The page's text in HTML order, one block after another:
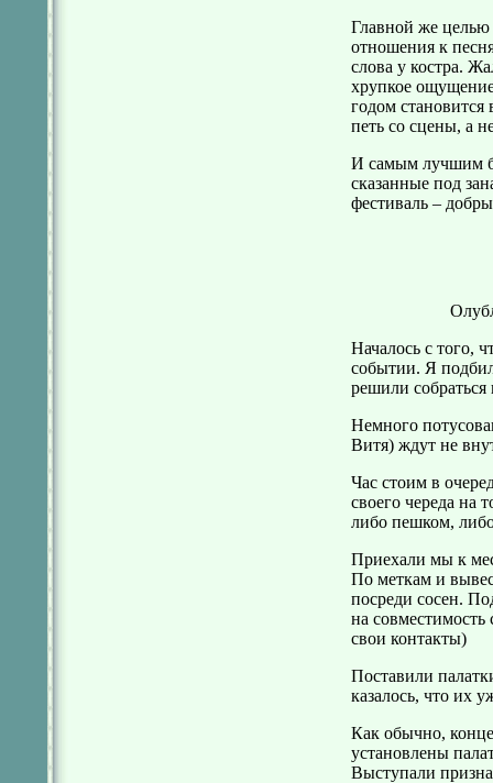
Главной же целью
отношения к
слова у костра.
хрупкое
годом
петь со сцены, а
И самым лучшим
сказанные под
фестиваль –
Началось с того,
событии. Я подбил
решили
Немного
Витя) ждут не
Час стоим в
своего череда на
либо пешком,
Приехали мы к
По меткам и
посреди сосен.
на совместимость
свои контакты)
Поставили
казалось, что их
Как обычно,
установлены
Выступали